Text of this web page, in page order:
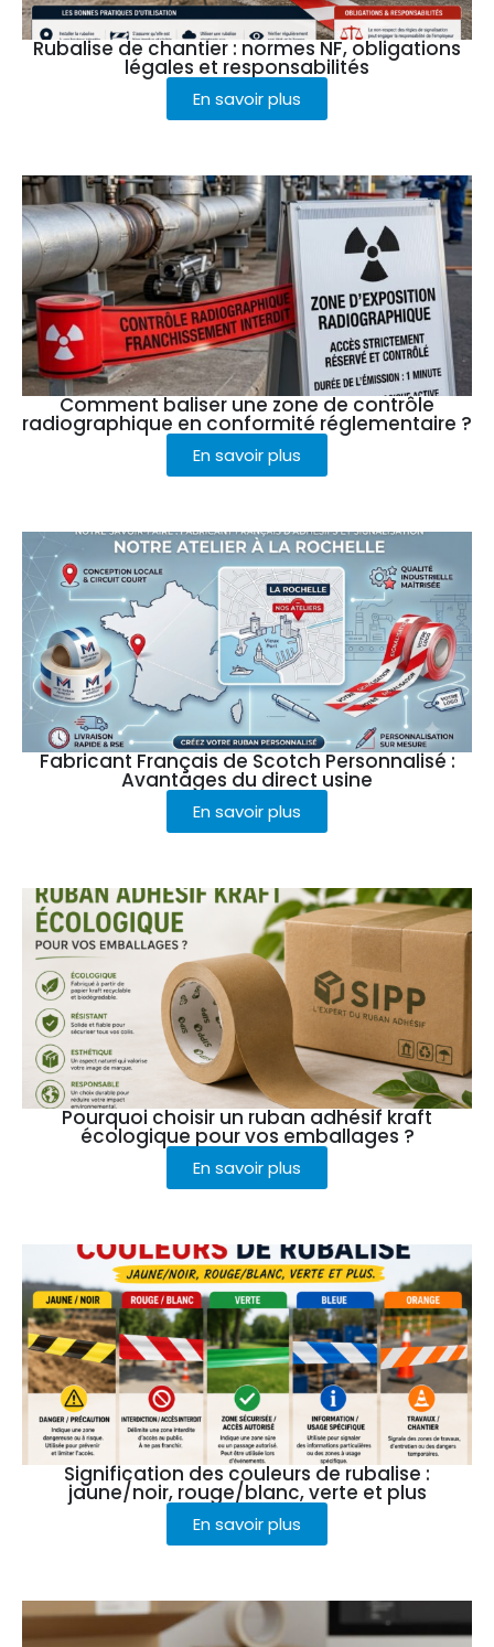
Rubalise de chantier : normes NF, obligations
légales et responsabilités
En savoir plus
Comment baliser une zone de contrôle
radiographique en conformité réglementaire ?
En savoir plus
Fabricant Français de Scotch Personnalisé :
Avantages du direct usine
En savoir plus
Pourquoi choisir un ruban adhésif kraft
écologique pour vos emballages ?
En savoir plus
Signification des couleurs de rubalise :
jaune/noir, rouge/blanc, verte et plus
En savoir plus